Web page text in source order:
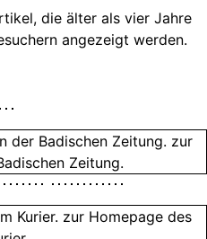
die älter als vier Jahre
angezeigt werden.